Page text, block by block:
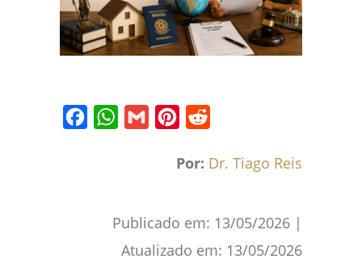
FacebookWhatsApp
Gmail Pinterest
Por: Dr. Tiago Reis
Publicado em: 13/05/2026 |
Atualizado em: 13/05/2026